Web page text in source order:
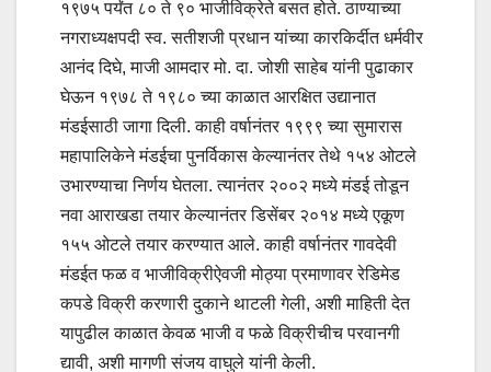
१९७५ पर्यंत ८० ते ९० भाजीविक्रेते बसत होते. ठाण्याच्या
नगराध्यक्षपदी स्व. सतीशजी प्रधान यांच्या कारकि‍र्दीत धर्मवीर
आनंद दिघे, माजी आमदार मो. दा. जोशी साहेब यांनी पुढाकार
घेऊन १९७८ ते १९८० च्या काळात आरक्षित उद्यानात
मंडईसाठी जागा दिली. काही वर्षानंतर १९९९ च्या सुमारास
महापालिकेने मंडईचा पुनर्विकास केल्यानंतर तेथे १५४ ओटले
उभारण्याचा निर्णय घेतला. त्यानंतर २००२ मध्ये मंडई तोडून
नवा आराखडा तयार केल्यानंतर डिसेंबर २०१४ मध्ये एकूण
१५५ ओटले तयार करण्यात आले. काही वर्षानंतर गावदेवी
मंडईत फळ व भाजीविक्रीऐवजी मोठ्या प्रमाणावर रेडिमेड
कपडे विक्री करणारी दुकाने थाटली गेली, अशी माहिती देत
यापुढील काळात केवळ भाजी व फळे विक्रीचीच परवानगी
द्यावी, अशी मागणी संजय वाघुले यांनी केली.